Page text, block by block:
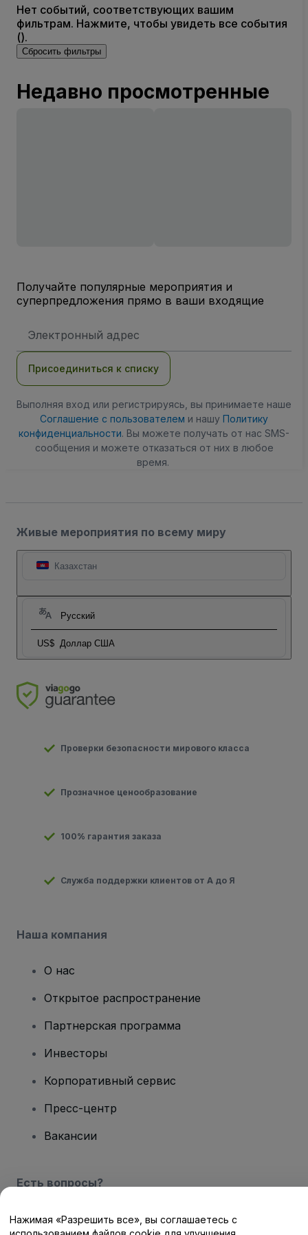
Нет событий, соответствующих вашим
фильтрам. Нажмите, чтобы увидеть все события
().
Сбросить фильтры
Недавно просмотренные
Получайте популярные мероприятия и
суперпредложения прямо в ваши входящие
электронной
Присоединиться к списку
Выполняя вход или регистрируясь, вы принимаете наше
Соглашение с пользователем и нашу Политику
конфиденциальности. Вы можете получать от нас SMS-
сообщения и можете отказаться от них в любое
время.
Живые мероприятия по всему миру
Казахстан
Русский
US$ Доллар США
Проверки безопасности мирового класса
Прозначное ценообразование
100% гарантия заказа
Служба поддержки клиентов от А до Я
Наша компания
О нас
Открытое распространение
Партнерская программа
Инвесторы
Корпоративный сервис
Пресс-центр
Вакансии
Есть вопросы?
Центр помощи / Свяжитесь с нами
Нажимая «Разрешить все», вы соглашаетесь с